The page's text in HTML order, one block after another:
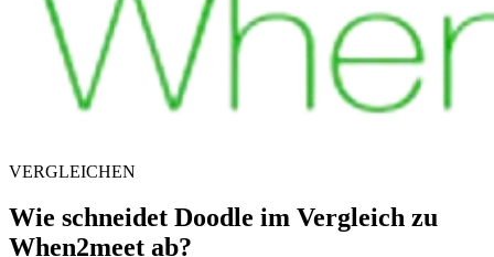
VERGLEICHEN
Wie schneidet Doodle im Vergleich zu
When2meet ab?